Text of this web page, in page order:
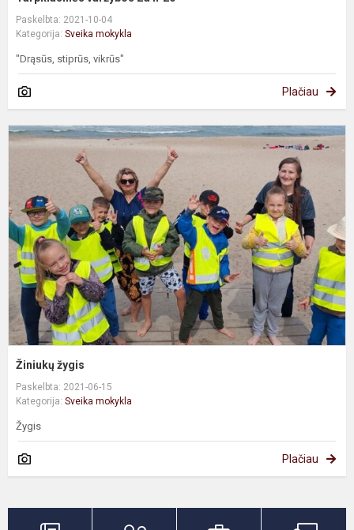
Paskelbta: 2021-10-04
Kategorija: Sveika mokykla
"Drąsūs, stiprūs, vikrūs"
Plačiau
Žiniukų žygis
Paskelbta: 2021-06-15
Kategorija: Sveika mokykla
Žygis
Plačiau